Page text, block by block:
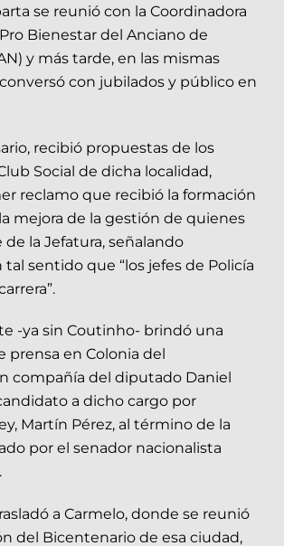
se reunió con la Coordinadora
Bienestar del Anciano de
y más tarde, en las mismas
con jubilados y público en
recibió propuestas de los
Social de dicha localidad,
reclamo que recibió la formación
mejora de la gestión de quienes
la Jefatura, señalando
sentido que “los jefes de Policía
-ya sin Coutinho- brindó una
prensa en Colonia del
compañía del diputado Daniel
a dicho cargo por
Martín Pérez, al término de la
por el senador nacionalista
a Carmelo, donde se reunió
del Bicentenario de esa ciudad,